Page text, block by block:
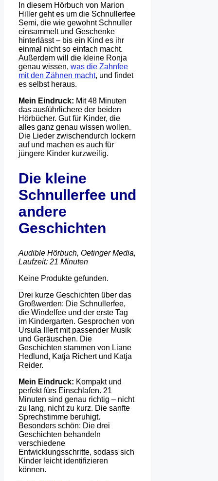
In diesem Hörbuch von Marion
Hiller geht es um die Schnullerfee
Semi, die wie gewohnt Schnuller
einsammelt und Geschenke
hinterlässt – bis ein Kind es ihr
einmal nicht so einfach macht.
Außerdem will die kleine Ronja
genau wissen, was die Zahnfee
mit den Zähnen macht, und findet
es selbst heraus.
Mein Eindruck: Mit 48 Minuten
das ausführlichere der beiden
Hörbücher. Gut für Kinder, die
alles ganz genau wissen wollen.
Die Lieder zwischendurch lockern
auf und machen es auch für
jüngere Kinder kurzweilig.
Die kleine
Schnullerfee und
andere
Geschichten
Audible Hörbuch, Oetinger Media,
Laufzeit: 21 Minuten
Keine Produkte gefunden.
Drei kurze Geschichten über das
Großwerden: Die Schnullerfee,
die Windelfee und der erste Tag
im Kindergarten. Gesprochen von
Ursula Illert mit passender Musik
und Geräuschen. Die
Geschichten stammen von Liane
Hedlund, Katja Richert und Katja
Reider.
Mein Eindruck: Kompakt und
perfekt fürs Einschlafen. 21
Minuten sind genau richtig – nicht
zu lang, nicht zu kurz. Die sanfte
Sprechstimme beruhigt.
Besonders schön: Die drei
Geschichten behandeln
verschiedene
Entwicklungsschritte, sodass sich
Kinder leicht identifizieren
können.